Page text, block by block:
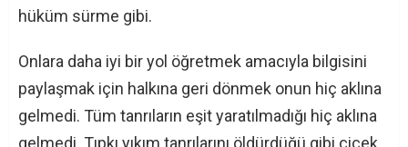
hüküm sürme gibi.
Onlara daha iyi bir yol öğretmek amacıyla bilgisini
paylaşmak için halkına geri dönmek onun hiç aklına
gelmedi. Tüm tanrıların eşit yaratılmadığı hiç aklına
gelmedi. Tıpkı yıkım tanrılarını öldürdüğü gibi çiçek